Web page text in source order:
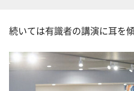
続いては有識者の講演に耳を傾